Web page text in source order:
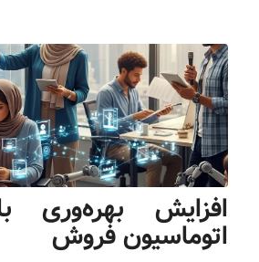
افزایش بهره‌وری
اتوماسیون فروش